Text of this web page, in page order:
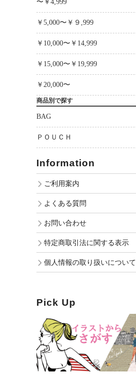
〜￥4,999
￥5,000〜￥９,999
￥10,000〜￥14,999
￥15,000〜￥19,999
￥20,000〜
商品別で探す
BAG
ＰＯＵＣＨ
Information
ご利用案内
よくある質問
お問い合わせ
特定商取引法に関する表示
個人情報の取り扱いについて
Pick Up